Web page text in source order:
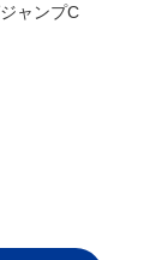
ャンプC